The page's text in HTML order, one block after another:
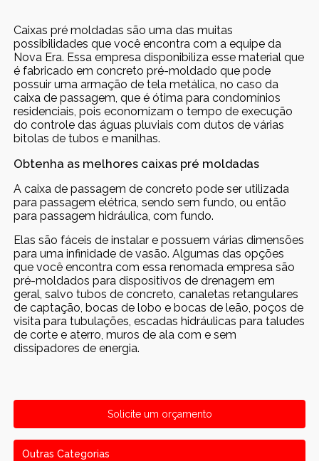
Caixas pré moldadas são uma das muitas
possibilidades que você encontra com a equipe da
Nova Era. Essa empresa disponibiliza esse material que
é fabricado em concreto pré-moldado que pode
possuir uma armação de tela metálica, no caso da
caixa de passagem, que é ótima para condomínios
residenciais, pois economizam o tempo de execução
do controle das águas pluviais com dutos de várias
bitolas de tubos e manilhas.
Obtenha as melhores caixas pré moldadas
A caixa de passagem de concreto pode ser utilizada
para passagem elétrica, sendo sem fundo, ou então
para passagem hidráulica, com fundo.
Elas são fáceis de instalar e possuem várias dimensões
para uma infinidade de vasão. Algumas das opções
que você encontra com essa renomada empresa são
pré-moldados para dispositivos de drenagem em
geral, salvo tubos de concreto, canaletas retangulares
de captação, bocas de lobo e bocas de leão, poços de
visita para tubulações, escadas hidráulicas para taludes
de corte e aterro, muros de ala com e sem
dissipadores de energia.
Solicite um orçamento
Outras Categorias